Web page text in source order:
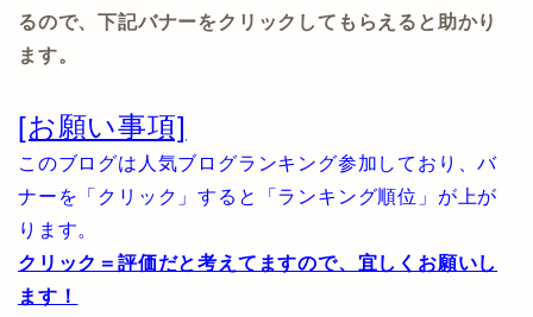
るので、下記バナーをクリックしてもらえると助かり
ます。
[お願い事項]
このブログは人気ブログランキング参加しており、バ
ナーを「クリック」すると「ランキング順位」が上が
ります。
クリック＝評価だと考えてますので、宜しくお願いし
ます！